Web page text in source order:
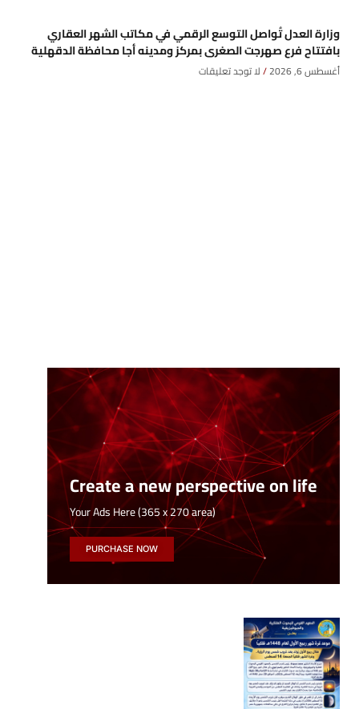
وزارة العدل تُواصل التوسع الرقمي في مكاتب الشهر العقاري
بافتتاح فرع صهرجت الصغرى بمركز ومدينه أجا محافظة الدقهلية
أغسطس 6, 2026 لا توجد تعليقات
Create a new perspective on life
Your Ads Here (365 x 270 area)
PURCHASE NOW